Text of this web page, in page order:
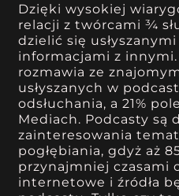
Dzięki wysokiej
relacji z twórcami ¾
dzielić się
informacjami z innymi.
rozmawia ze
usłyszanych w
odsłuchania, a 21%
Mediach. Podcasty są
zainteresowania
pogłębiania, gdyż aż
przynajmniej czasami
internetowe i źródła